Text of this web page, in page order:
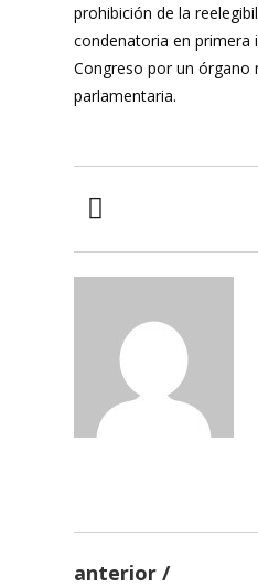
prohibición de la
condenatoria en primera
Congreso por un órgano
parlamentaria.
anterior